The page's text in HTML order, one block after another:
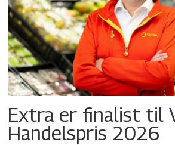
Extra er finalist til
Handelspris 2026